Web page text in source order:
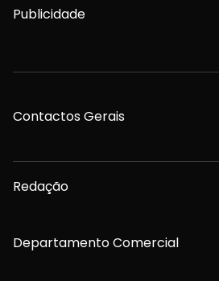
Publicidade
Contactos Gerais
Redação
Departamento Comercial